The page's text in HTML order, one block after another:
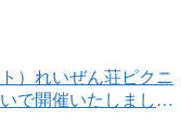
）れいぜん荘ピクニ
で開催いたしまし